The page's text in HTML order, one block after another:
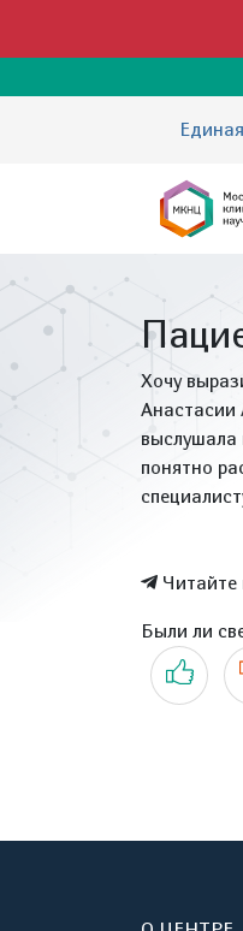
Хочу
Анастасии
выслушала
понятно
Читайте
Были ли
Да